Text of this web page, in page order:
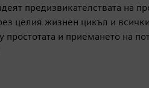
предизвикателствата на
целия жизнен цикъл и
и приемането на